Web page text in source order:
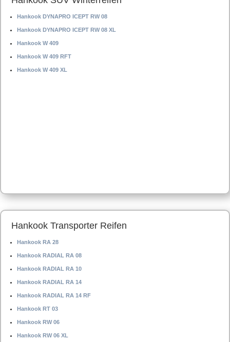
Hankook DYNAPRO ICEPT RW 08
Hankook DYNAPRO ICEPT RW 08 XL
Hankook W 409
Hankook W 409 RFT
Hankook W 409 XL
Hankook Transporter Reifen
Hankook RA 28
Hankook RADIAL RA 08
Hankook RADIAL RA 10
Hankook RADIAL RA 14
Hankook RADIAL RA 14 RF
Hankook RT 03
Hankook RW 06
Hankook RW 06 XL